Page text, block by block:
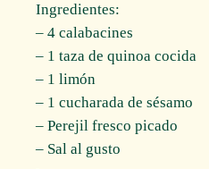
Ingredientes:
– 4 calabacines
– 1 taza de quinoa cocida
– 1 limón
– 1 cucharada de sésamo
– Perejil fresco picado
– Sal al gusto